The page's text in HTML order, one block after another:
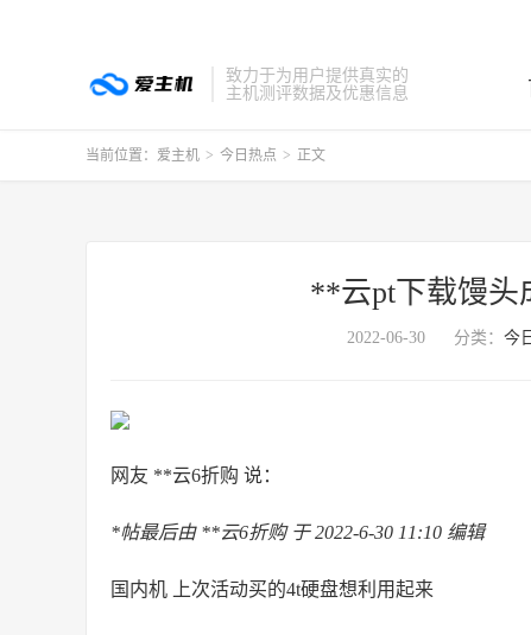
致力于为用户提供真实的
主机测评数据及优惠信息
当前位置： 爱主机 > 今日热点 > 正文
**云pt下载馒
2022-06-30 分类： 今
网友 **云6折购 说：
*帖最后由 **云6折购 于 2022-6-30 11:10 编辑
国内机 上次活动买的4t硬盘想利用起来